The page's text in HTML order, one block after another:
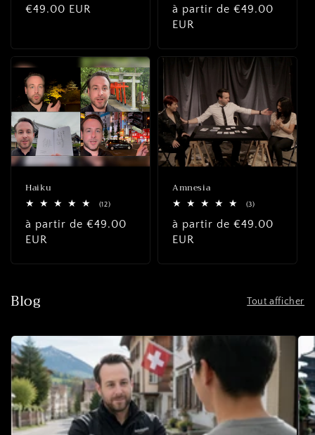
Prix
€49.00 EUR
des
Prix
habituel
à partir de €49.00
EUR
Haiku
(12)12
des
Prix
habituel
à partir de €49.00
EUR
Amnesia
(3)3
des
Prix
habituel
à partir de €49.00
EUR
Blog Tout afficher